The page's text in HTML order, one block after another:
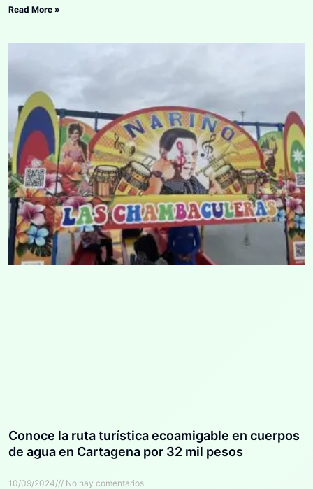
Read More »
Conoce la ruta turística ecoamigable en cuerpos
de agua en Cartagena por 32 mil pesos
10/09/2024 No hay comentarios